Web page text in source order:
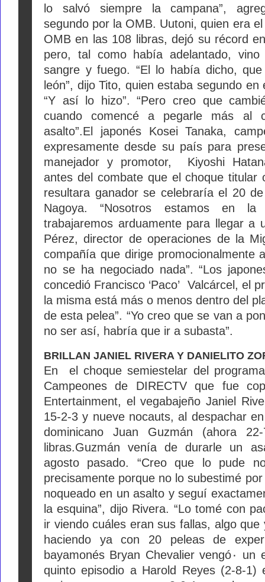
lo salvó siempre la campana”,
segundo por la OMB. Uutoni, quien era
OMB en las 108 libras, dejó su récord
pero, tal como había adelantado,
sangre y fuego. “El lo había dicho,
león”, dijo Tito, quien estaba segundo en
“Y así lo hizo”. “Pero creo que
cuando comencé a pegarle más al
asalto”.El japonés Kosei Tanaka,
expresamente desde su país para
manejador y promotor, Kiyoshi
antes del combate que el choque titular
resultara ganador se celebraría el 20
Nagoya. “Nosotros estamos en la
trabajaremos arduamente para llegar a
Pérez, director de operaciones de la
compañía que dirige promocionalmente
no se ha negociado nada”. “Los
concedió Francisco ‘Paco’ Valcárcel, el
la misma está más o menos dentro del
de esta pelea”. “Yo creo que se van a
no ser así, habría que ir a subasta”.
BRILLAN JANIEL RIVERA Y DANIELITO
En el choque semiestelar del
Campeones de DIRECTV que fue
Entertainment, el vegabajeño Janiel
15-2-3 y nueve nocauts, al despachar
dominicano Juan Guzmán (ahora
libras.Guzmán venía de durarle un
agosto pasado.
“Creo que lo pude
precisamente porque no lo subestimé
noqueado en un asalto y seguí
la esquina”, dijo Rivera. “Lo tomé con
ir viendo cuáles eran sus fallas, algo
haciendo ya con 20 peleas de
bayamonés Bryan Chevalier vengó٠ un empate y noqueó en el
quinto episodio a Harold Reyes (2-8-1)